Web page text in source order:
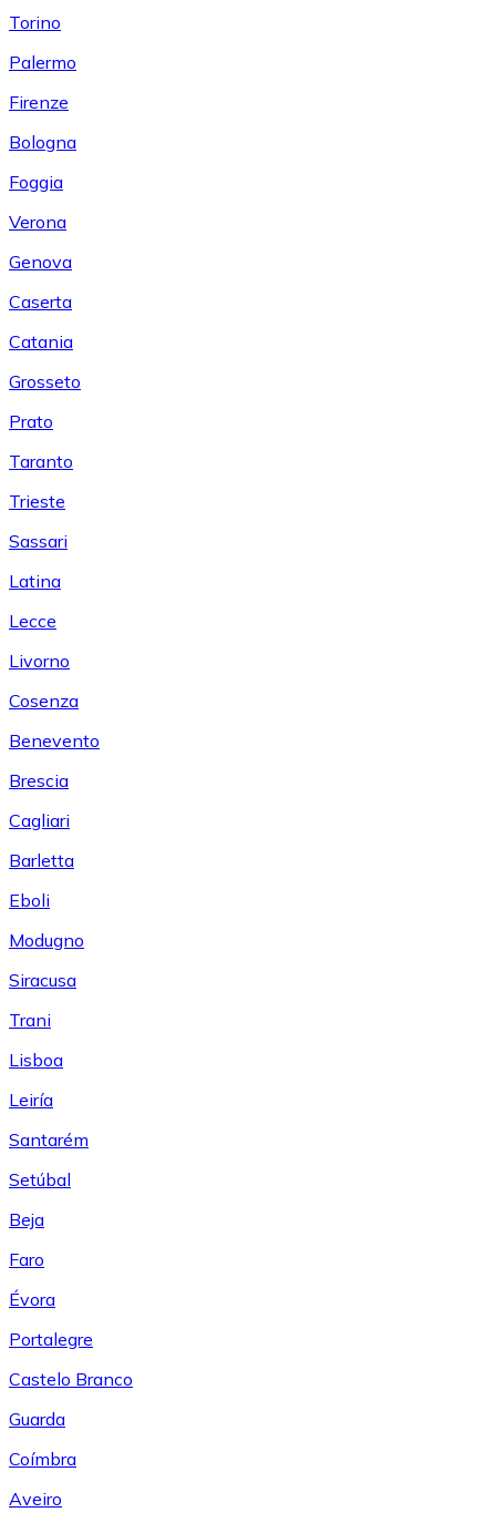
Torino
Palermo
Firenze
Bologna
Foggia
Verona
Genova
Caserta
Catania
Grosseto
Prato
Taranto
Trieste
Sassari
Latina
Lecce
Livorno
Cosenza
Benevento
Brescia
Cagliari
Barletta
Eboli
Modugno
Siracusa
Trani
Lisboa
Leiría
Santarém
Setúbal
Beja
Faro
Évora
Portalegre
Castelo Branco
Guarda
Coímbra
Aveiro